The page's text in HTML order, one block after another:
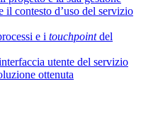
il contesto d’uso del servizio
e i touchpointdel
utente del servizio
ottenuta